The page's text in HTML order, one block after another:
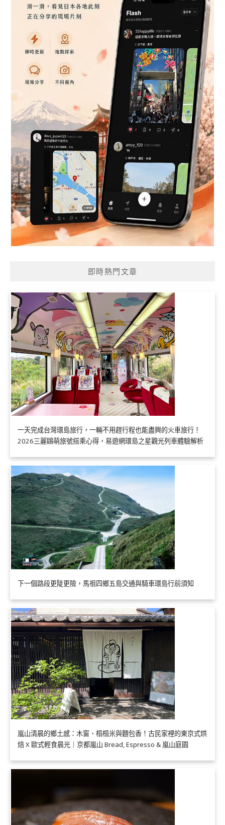
即時熱門文章
一天完成台灣環島旅行，一輛不用趕行程也能盡興的火車旅行！
2026三麗鷗萌旅號搭乘心得，易遊網環島之星觀光列車體驗解析
下一個路段更陡更險，馬祖四鄉五島交通與騎車環島行前須知
嵐山清晨的鄉土感：木窗、榻榻米與麵包香！古民家裡的東京式烘
焙 X 歐式輕食晨光｜京都嵐山 Bread, Espresso & 嵐山庭園